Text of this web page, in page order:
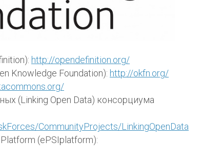
http://opendefinition.org/
Knowledge Foundation): http://okfn.org/
(Linking Open Data) консорциума
CommunityProjects/LinkingOpenData
(ePSIplatform):